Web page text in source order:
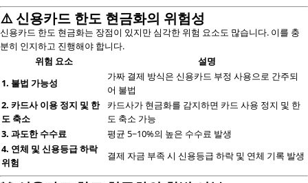
⚠️신용카드 한도 현금화의 위험성
신용카드 한도 현금화는 장점이 있지만 심각한 위험 요소도 많습니다. 이를 충
분히 인지하고 진행해야 합니다.
위험 요소
설명
1. 불법 가능성
가짜 결제 방식은 신용카드 부정 사용으로 간주되
어 불법
2. 카드사 이용 정지 및 한
도 축소
카드사가 현금화를 감지하면 카드 사용 정지 및 한
도 축소 가능
3. 과도한 수수료
평균 5~10%의 높은 수수료 발생
4. 연체 및 신용등급 하락
위험
결제 자금 부족 시 신용등급 하락 및 연체 기록 발생